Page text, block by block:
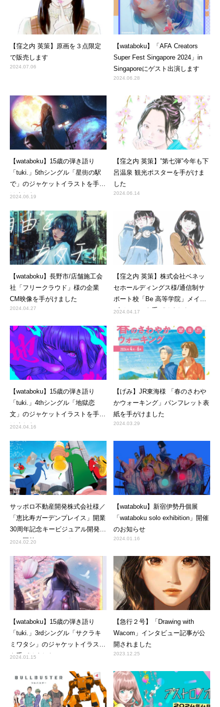
【窪之内 英策】原画を３点限定
で販売します
2024.07.06
【wataboku】「AFA Creators
Super Fest Singapore 2024」in
Singaporeにゲスト出演します
2024.06.28
【wataboku】15歳の弾き語り
「tuki.」5thシングル「星街の駅
で」のジャケットイラストを手が
けました
2024.06.19
【窪之内 英策】”第七弾”今年も下
呂温泉 観光ポスターを手がけま
した
2024.06.14
【wataboku】長野市/店舗施工会
社「フリークラウド」様の企業
CM映像を手がけました
2024.04.27
【窪之内 英策】株式会社ベネッ
セホールディングス様/通信制サ
ポート校「Be 高等学院」メイン
ビジュアルを手がけました
2024.04.17
【wataboku】15歳の弾き語り
「tuki.」4thシングル「地獄恋
文」のジャケットイラストを手が
けました
2024.04.16
【げみ】JR東海様 「春のさわや
かウォーキング」パンフレット表
紙を手がけました
2024.03.29
サッポロ不動産開発株式会社様／
「恵比寿ガーデンプレイス」開業
30周年記念キービジュアル開発に
て、国外アーティストのアレン
ました。
2024.02.20
【wataboku】新宿伊勢丹個展
「wataboku solo exhibition」開催
のお知らせ
2024.01.16
【wataboku】15歳の弾き語り
「tuki.」3rdシングル「サクラキ
ミワタシ」のジャケットイラスト
を手がけました
2024.01.15
【急行２号】「Drawing with
Wacom」インタビュー記事が公
開されました
2023.12.25